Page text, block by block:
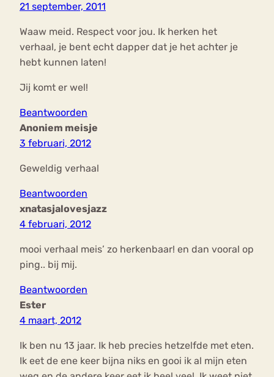
21 september, 2011
Waaw meid. Respect voor jou. Ik herken het
verhaal, je bent echt dapper dat je het achter je
hebt kunnen laten!
Jij komt er wel!
Beantwoorden
Anoniem meisje
3 februari, 2012
Geweldig verhaal
Beantwoorden
xnatasjalovesjazz
4 februari, 2012
mooi verhaal meis’ zo herkenbaar! en dan vooral op
ping.. bij mij.
Beantwoorden
Ester
4 maart, 2012
Ik ben nu 13 jaar. Ik heb precies hetzelfde met eten.
Ik eet de ene keer bijna niks en gooi ik al mijn eten